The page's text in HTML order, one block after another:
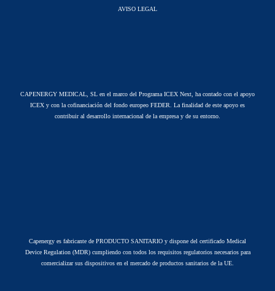
AVISO LEGAL
CAPENERGY MEDICAL, SL en el marco del Programa ICEX Next, ha contado con el apoyo
ICEX y con la cofinanciación del fondo europeo FEDER. La finalidad de este apoyo es
contribuir al desarrollo internacional de la empresa y de su entorno.
Capenergy es fabricante de PRODUCTO SANITARIO y dispone del certificado Medical
Device Regulation (MDR) cumpliendo con todos los requisitos regulatorios necesarios para
comercializar sus dispositivos en el mercado de productos sanitarios de la UE.